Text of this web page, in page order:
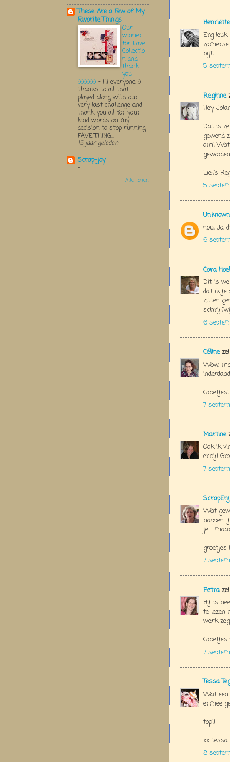
Henriëtte
Erg leuk
bij!!
5
Reginne
Hey
Dat is
gewend
om!
Liefs
5
Unknown
nou, Jo,
6
Cora
Dit is
dat ik je
zitten
6
Célinezei
Wow,
Groetjes!
7
Martine
Ook ik
erbij!
7
Wat
groetjes
7
Petra zei
Hij is
te lezen
werk
7
Tessa
Wat een
ermee
top!!
xx Tessa
8
These Are a Few of My
Favorite Things
Our
winner
for Fave
Collectio
n and
thank
you
:):):):):):) - Hi everyone :)
Thanks to all that
played along with our
very last challenge and
thank you all for your
kind words on my
decision to stop running
FAVE THING...
15 jaar geleden
Scrap-joy
-
Alle tonen